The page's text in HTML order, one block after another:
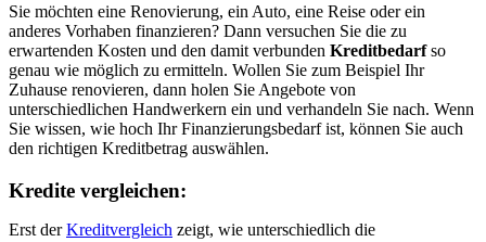
Sie möchten eine Renovierung, ein Auto, eine Reise oder ein
anderes Vorhaben finanzieren? Dann versuchen Sie die zu
erwartenden Kosten und den damit verbunden Kreditbedarfso
genau wie möglich zu ermitteln. Wollen Sie zum Beispiel Ihr
Zuhause renovieren, dann holen Sie Angebote von
unterschiedlichen Handwerkern ein und verhandeln Sie nach. Wenn
Sie wissen, wie hoch Ihr Finanzierungsbedarf ist, können Sie auch
den richtigen Kreditbetrag auswählen.
Kredite vergleichen:
Erst derKreditvergleich zeigt, wie unterschiedlich die